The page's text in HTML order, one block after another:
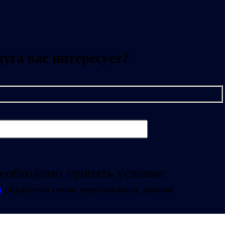
вас интересует?
принять условия:
обработки своих персональных данных